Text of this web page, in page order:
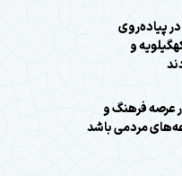
نفر در پیاده‌روی
و
عرصه فرهنگ و
مردمی باشد